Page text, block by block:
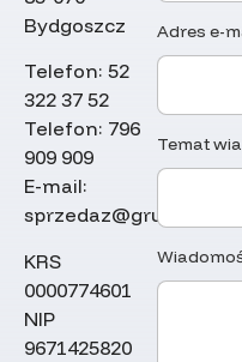
Bydgoszcz
Telefon: 52
322 37 52
Telefon: 796
909 909
E-mail:
KRS
0000774601
NIP
9671425820
Adres e-
Temat